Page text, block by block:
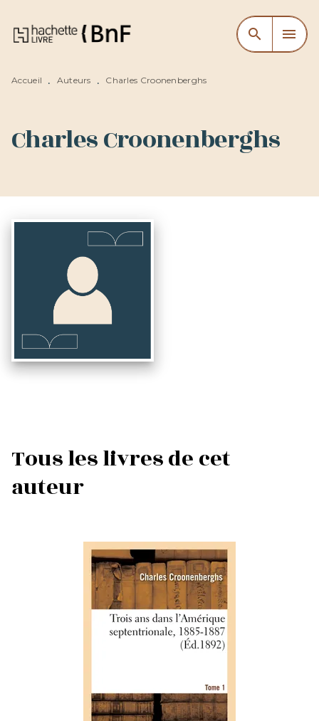
MENU RECHERCHE
CONTENU
search menu
Accueil • Auteurs • Charles Croonenberghs
Charles Croonenberghs
Tous les livres de cet
auteur